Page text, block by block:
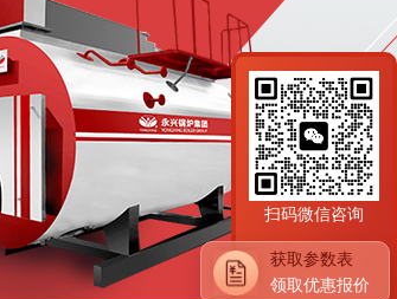
电加热锅炉
导热油锅炉案例
医药行业
冶矿产业
扫码微信咨询
获取参数表
领取优惠报价